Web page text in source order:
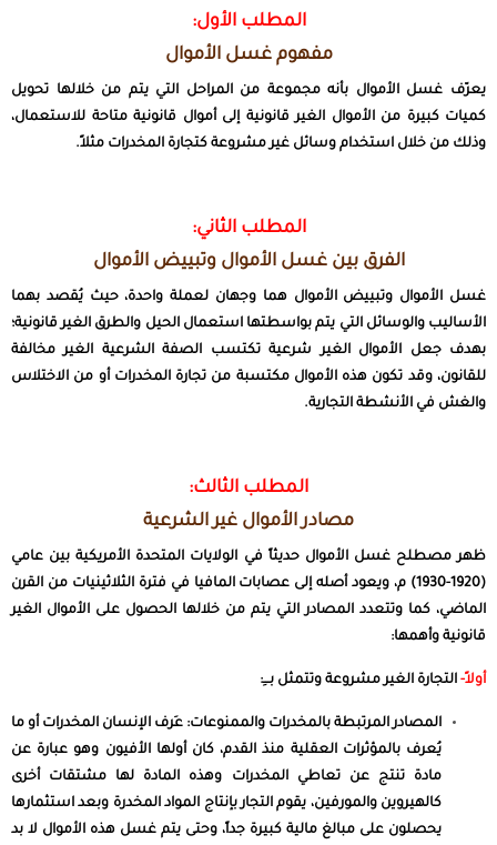
المطلب الأول:
مفهوم غسل الأموال
يعرّف غسل الأموال بأنه مجموعة من المراحل التي يتم من خلالها تحويل
كميات كبيرة من الأموال الغير قانونية إلى أموال قانونية متاحة للاستعمال،
وذلك من خلال استخدام وسائل غير مشروعة كتجارة المخدرات مثلاً.
المطلب الثاني:
الفرق بين غسل الأموال وتبييض الأموال
غسل الأموال وتبييض الأموال هما وجهان لعملة واحدة، حيث يُقصد بهما
الأساليب والوسائل التي يتم بواسطتها استعمال الحيل والطرق الغير قانونية؛
بهدف جعل الأموال الغير شرعية تكتسب الصفة الشرعية الغير مخالفة
للقانون، وقد تكون هذه الأموال مكتسبة من تجارة المخدرات أو من الاختلاس
والغش في الأنشطة التجارية.
المطلب الثالث:
مصادر الأموال غير الشرعية
ظهر مصطلح غسل الأموال حديثاً في الولايات المتحدة الأمريكية بين عامي
(1920-1930) م، ويعود أصله إلى عصابات المافيا في فترة الثلاثينيات من القرن
الماضي، كما وتتعدد المصادر التي يتم من خلالها الحصول على الأموال الغير
قانونية وأهمها:
أولاً- التجارة الغير مشروعة وتتمثل بـــِ:
المصادر المرتبطة بالمخدرات والممنوعات: عَرف الإنسان المخدرات أو ما
يُعرف بالمؤثرات العقلية منذ القدم، كان أولها الأفيون وهو عبارة عن
مادة تنتج عن تعاطي المخدرات وهذه المادة لها مشتقات أخرى
كالهيروين والمورفين، يقوم التجار بإنتاج المواد المخدرة وبعد استثمارها
يحصلون على مبالغ مالية كبيرة جداً، وحتى يتم غسل هذه الأموال لا بد